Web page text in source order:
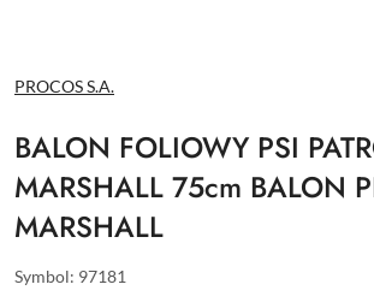
NAZWA
PRODUCENTA:
PROCOS S.A.
BALON FOLIOWY PSI
MARSHALL 75cm BALON
MARSHALL
Symbol: 97181